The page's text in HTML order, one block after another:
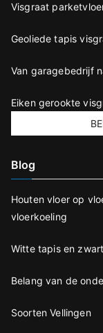
Visgraat
Geoliede tapis
Van garagebedrijf
Eiken gerookte
Blog
Houten vloer op
vloerkoeling
Witte tapis en
Belang van de
Soorten Vellingen